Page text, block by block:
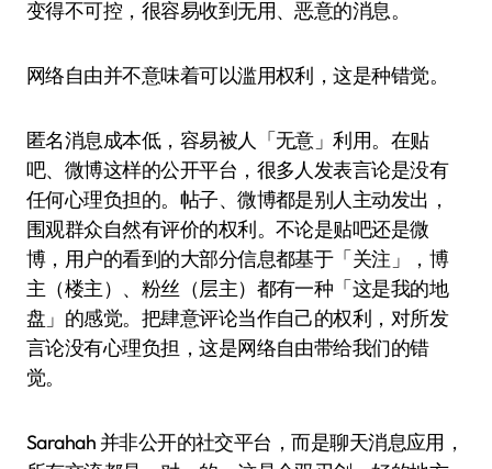
变得不可控，很容易收到无用、恶意的消息。
网络自由并不意味着可以滥用权利，这是种错觉。
匿名消息成本低，容易被人「无意」利用。在贴
吧、微博这样的公开平台，很多人发表言论是没有
任何心理负担的。帖子、微博都是别人主动发出，
围观群众自然有评价的权利。不论是贴吧还是微
博，用户的看到的大部分信息都基于「关注」，博
主（楼主）、粉丝（层主）都有一种「这是我的地
盘」的感觉。把肆意评论当作自己的权利，对所发
言论没有心理负担，这是网络自由带给我们的错
觉。
Sarahah 并非公开的社交平台，而是聊天消息应用，